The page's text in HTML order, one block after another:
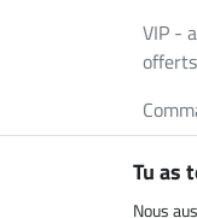
VIP -
offerts
Bons
FAQ
Tu as
Nous